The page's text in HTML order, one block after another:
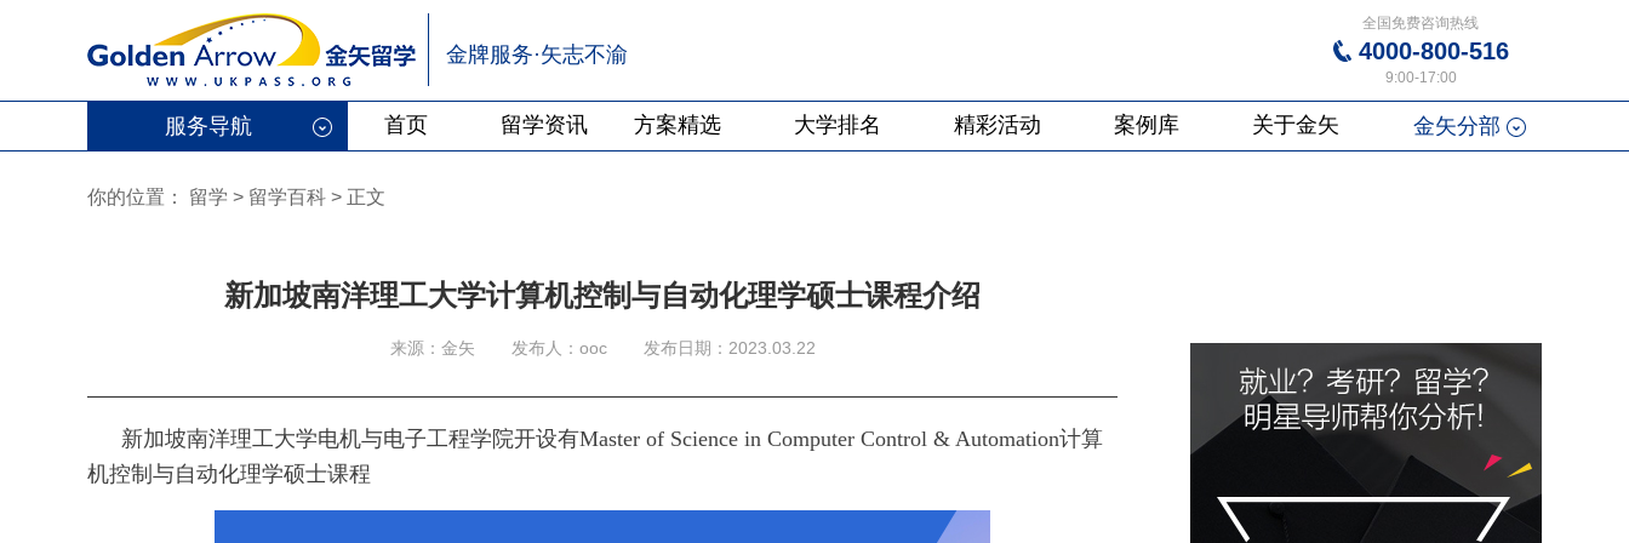
金牌服务·矢志不渝
全国免费咨询热线
4000-800-516
9:00-17:00
服务导航 首页 留学资讯 方案精选 大学排名 精彩活动 案例库 关于金矢 金矢分部
你的位置： 留学 > 留学百科 > 正文
新加坡南洋理工大学计算机控制与自动化理学硕士课程介绍
来源：金矢 发布人：ooc 发布日期：2023.03.22
新加坡南洋理工大学电机与电子工程学院开设有Master of Science in Computer Control & Automation计算
机控制与自动化理学硕士课程